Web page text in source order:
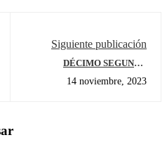
Siguiente publicación
DÉCIMO SEGUNDA
NACIONES UNIDAS
14 noviembre, 2023